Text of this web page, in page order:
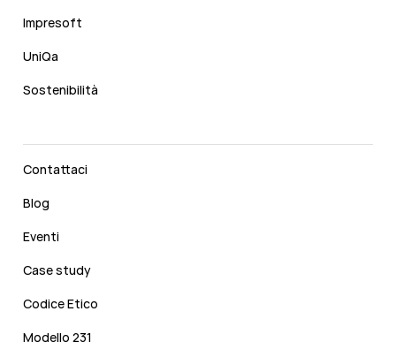
Impresoft
UniQa
Sostenibilità
Contattaci
Blog
Eventi
Case study
Codice Etico
Modello 231